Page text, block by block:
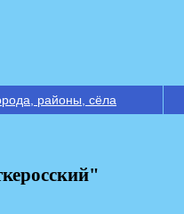
районы, сёла